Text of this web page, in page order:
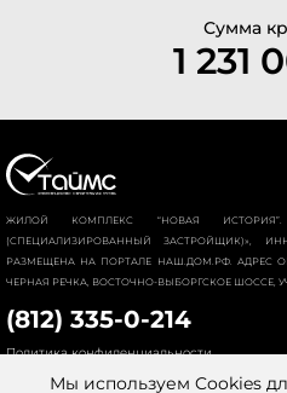
Сумма
1 231
ЖИЛОЙ КОМПЛЕКС “НОВАЯ
(СПЕЦИАЛИЗИРОВАННЫЙ ЗАСТРОЙЩИК)»,
РАЗМЕЩЕНА НА ПОРТАЛЕ НАШ.ДОМ.РФ. АДРЕС
ЧЕРНАЯ РЕЧКА, ВОСТОЧНО-ВЫБОРГСКОЕ ШОССЕ,
(812) 335-0-214
Политика конфиденциальности
Мы используем Cookies